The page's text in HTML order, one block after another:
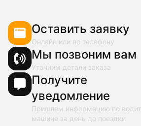
Оставить заявку
Онлайн или по телефону
Мы позвоним вам
Уточним детали заказа
Получите
уведомление
Пришлем информацию по
машине за день до поездки